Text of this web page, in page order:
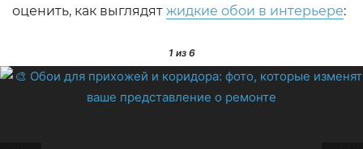
оценить, как выглядят жидкие обои в интерьере:
1из 6